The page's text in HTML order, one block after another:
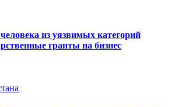
из уязвимых категорий
гранты на бизнес